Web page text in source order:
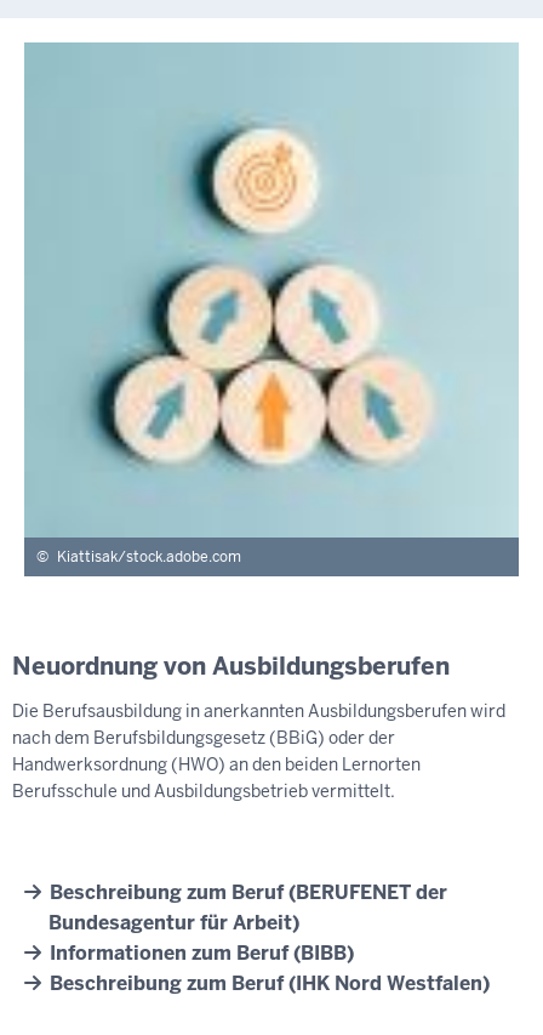
Kiattisak/stock.adobe.com
Neuordnung von Ausbildungsberufen
Die Berufsausbildung in anerkannten Ausbildungsberufen wird
nach dem Berufsbildungsgesetz (BBiG) oder der
Handwerksordnung (HWO) an den beiden Lernorten
Berufsschule und Ausbildungsbetrieb vermittelt.
Beschreibung zum Beruf (BERUFENET der
Bundesagentur für Arbeit)
Informationen zum Beruf (BIBB)
Beschreibung zum Beruf (IHK Nord Westfalen)